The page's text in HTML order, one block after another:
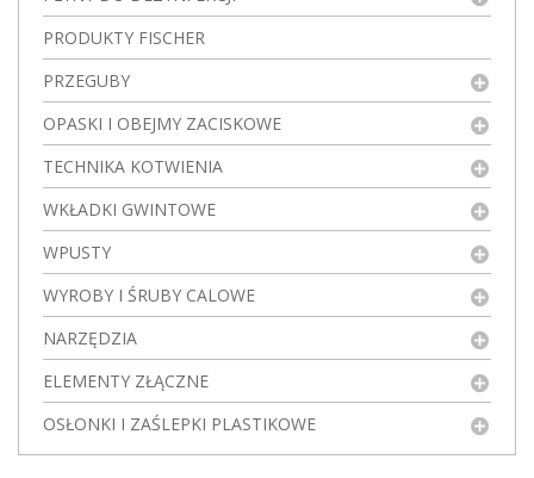
PRODUKTY FISCHER
PRZEGUBY
OPASKI I OBEJMY ZACISKOWE
TECHNIKA KOTWIENIA
WKŁADKI GWINTOWE
WPUSTY
WYROBY I ŚRUBY CALOWE
NARZĘDZIA
ELEMENTY ZŁĄCZNE
OSŁONKI I ZAŚLEPKI PLASTIKOWE